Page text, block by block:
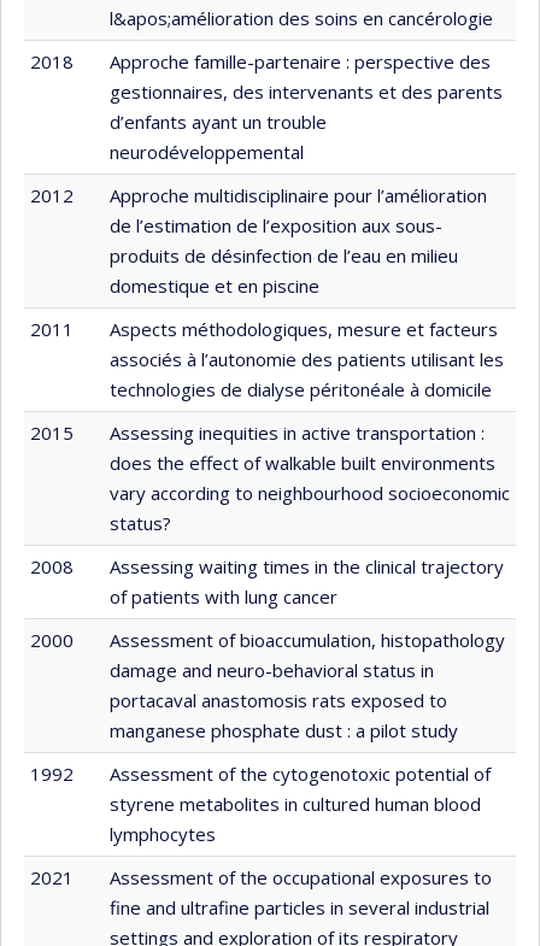
l&apos;amélioration des soins en cancérologie
2018
Approche famille-partenaire : perspective des
gestionnaires, des intervenants et des parents
d’enfants ayant un trouble
neurodéveloppemental
2012
Approche multidisciplinaire pour l’amélioration
de l’estimation de l’exposition aux sous-
produits de désinfection de l’eau en milieu
domestique et en piscine
2011
Aspects méthodologiques, mesure et facteurs
associés à l’autonomie des patients utilisant les
technologies de dialyse péritonéale à domicile
2015
Assessing inequities in active transportation :
does the effect of walkable built environments
vary according to neighbourhood socioeconomic
status?
2008
Assessing waiting times in the clinical trajectory
of patients with lung cancer
2000
Assessment of bioaccumulation, histopathology
damage and neuro-behavioral status in
portacaval anastomosis rats exposed to
manganese phosphate dust : a pilot study
1992
Assessment of the cytogenotoxic potential of
styrene metabolites in cultured human blood
lymphocytes
2021
Assessment of the occupational exposures to
fine and ultrafine particles in several industrial
settings and exploration of its respiratory